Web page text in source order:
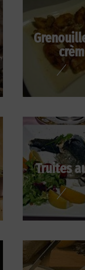
Truites